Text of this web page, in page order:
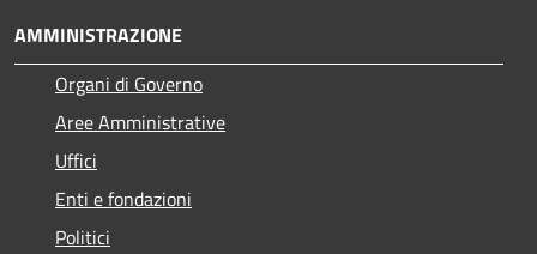
AMMINISTRAZIONE
Organi di Governo
Aree Amministrative
Uffici
Enti e fondazioni
Politici